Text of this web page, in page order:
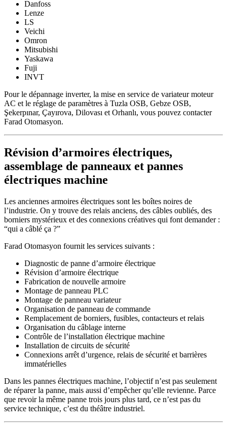
Danfoss
Lenze
LS
Veichi
Omron
Mitsubishi
Yaskawa
Fuji
INVT
Pour le dépannage inverter, la mise en service de variateur moteur
AC et le réglage de paramètres à Tuzla OSB, Gebze OSB,
Şekerpınar, Çayırova, Dilovası et Orhanlı, vous pouvez contacter
Farad Otomasyon.
Révision d’armoires électriques,
assemblage de panneaux et pannes
électriques machine
Les anciennes armoires électriques sont les boîtes noires de
l’industrie. On y trouve des relais anciens, des câbles oubliés, des
borniers mystérieux et des connexions créatives qui font demander :
“qui a câblé ça ?”
Farad Otomasyon fournit les services suivants :
Diagnostic de panne d’armoire électrique
Révision d’armoire électrique
Fabrication de nouvelle armoire
Montage de panneau PLC
Montage de panneau variateur
Organisation de panneau de commande
Remplacement de borniers, fusibles, contacteurs et relais
Organisation du câblage interne
Contrôle de l’installation électrique machine
Installation de circuits de sécurité
Connexions arrêt d’urgence, relais de sécurité et barrières
immatérielles
Dans les pannes électriques machine, l’objectif n’est pas seulement
de réparer la panne, mais aussi d’empêcher qu’elle revienne. Parce
que revoir la même panne trois jours plus tard, ce n’est pas du
service technique, c’est du théâtre industriel.